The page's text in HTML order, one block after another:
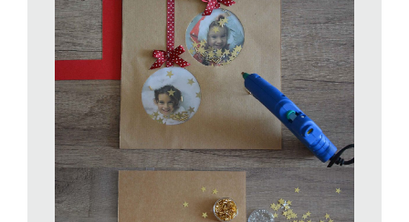
disegnare e poi ritagliare con l’aiuto di un taglierino i tondi in
corrispondenza alle bocce che volete creare.Sovrapponete
ora la carta da pacco con i tondi ritagliati al vostro cartone e
segnate dove dovrete posizionare le immagini. Fissate le foto
con il bastoncino di colla. Dalla mappetta trasparente ritagliate
due quadrati di qualche centimetro più grandi delle fotografie.
Fissateli sopra le foto con del nastro adesivo lungo i bordi
lasciando il lato superiore aperto. Se dovessero sovrapporsi
tagliate l’eccedenza.
Dal lato aperto inserite le piccole
decorazioni. Nastri, perline, ecc.